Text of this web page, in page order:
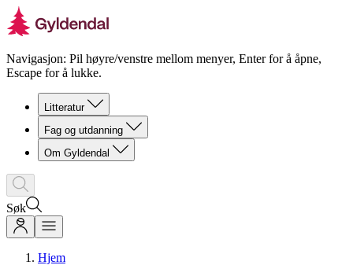
Navigasjon: Pil høyre/venstre mellom menyer, Enter for å åpne,
Escape for å lukke.
Litteratur
Fag og utdanning
Om Gyldendal
Søk
Hjem